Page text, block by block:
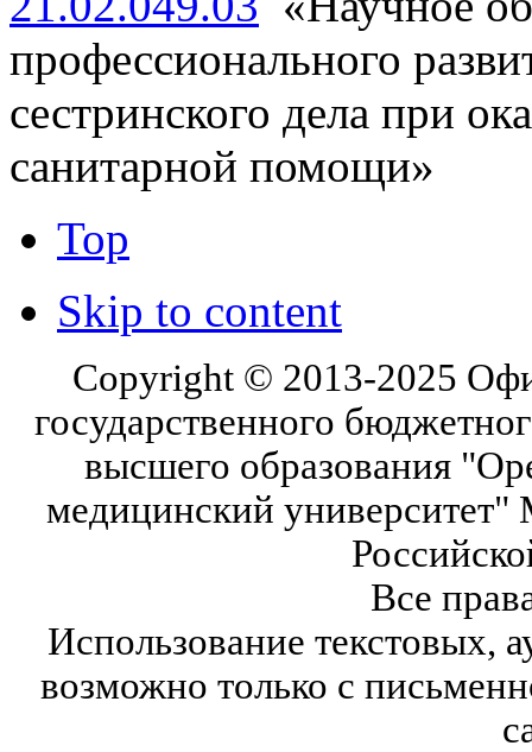
профессионального
сестринского дела при
санитарной помощи»
Top
Skip to content
Copyright © 2013-2025
государственного
высшего образования
медицинский университет"
Все
Использование текстовых,
возможно только с